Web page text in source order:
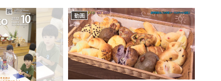
動画